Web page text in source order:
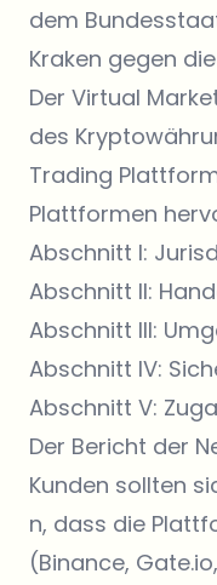
dem
Kraken gegen
Der Virtual
des
Trading
Plattformen
Abschnitt I:
Abschnitt II:
Abschnitt III:
Abschnitt IV:
Abschnitt V:
Der Bericht der
Kunden sollten
n, dass die
(Binance,